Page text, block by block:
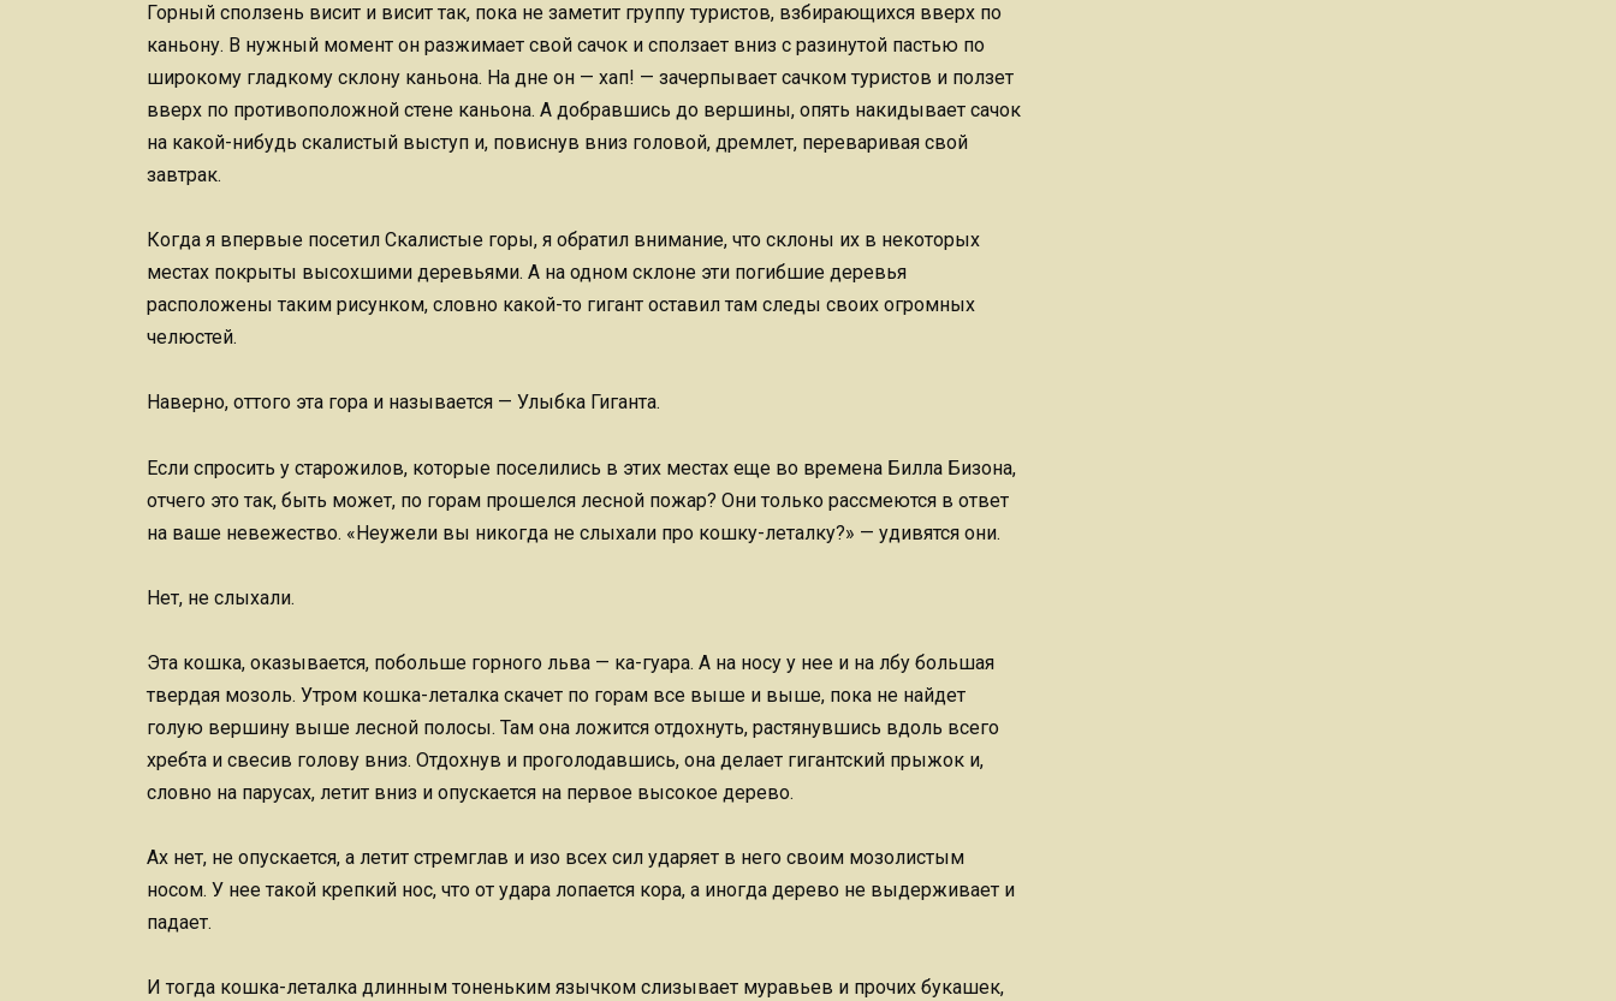
Горный сползень висит и висит так, пока не заметит группу туристов, взбирающихся вверх по
каньону. В нужный момент он разжимает свой сачок и сползает вниз с разинутой пастью по
широкому гладкому склону каньона. На дне он — хап! — зачерпывает сачком туристов и ползет
вверх по противоположной стене каньона. А добравшись до вершины, опять накидывает сачок
на какой-нибудь скалистый выступ и, повиснув вниз головой, дремлет, переваривая свой
завтрак.
Когда я впервые посетил Скалистые горы, я обратил внимание, что склоны их в некоторых
местах покрыты высохшими деревьями. А на одном склоне эти погибшие деревья
расположены таким рисунком, словно какой-то гигант оставил там следы своих огромных
челюстей.
Наверно, оттого эта гора и называется — Улыбка Гиганта.
Если спросить у старожилов, которые поселились в этих местах еще во времена Билла Бизона,
отчего это так, быть может, по горам прошелся лесной пожар? Они только рассмеются в ответ
на ваше невежество. «Неужели вы никогда не слыхали про кошку-леталку?» — удивятся они.
Нет, не слыхали.
Эта кошка, оказывается, побольше горного льва — ка-гуара. А на носу у нее и на лбу большая
твердая мозоль. Утром кошка-леталка скачет по горам все выше и выше, пока не найдет
голую вершину выше лесной полосы. Там она ложится отдохнуть, растянувшись вдоль всего
хребта и свесив голову вниз. Отдохнув и проголодавшись, она делает гигантский прыжок и,
словно на парусах, летит вниз и опускается на первое высокое дерево.
Ах нет, не опускается, а летит стремглав и изо всех сил ударяет в него своим мозолистым
носом. У нее такой крепкий нос, что от удара лопается кора, а иногда дерево не выдерживает и
падает.
И тогда кошка-леталка длинным тоненьким язычком слизывает муравьев и прочих букашек,